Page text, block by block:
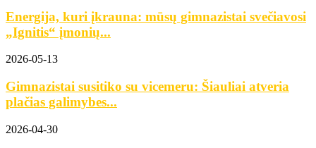
Energija, kuri įkrauna: mūsų gimnazistai svečiavosi
„Ignitis“ įmonių...
2026-05-13
Gimnazistai susitiko su vicemeru: Šiauliai atveria
plačias galimybes...
2026-04-30